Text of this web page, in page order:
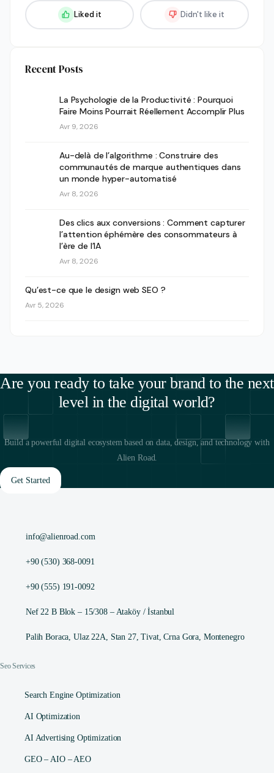
Liked it Didn't like it
Recent Posts
La Psychologie de la Productivité : Pourquoi
Faire Moins Pourrait Réellement Accomplir Plus
Avr 9, 2026
Au-delà de l’algorithme : Construire des
communautés de marque authentiques dans
un monde hyper-automatisé
Avr 8, 2026
Des clics aux conversions : Comment capturer
l’attention éphémère des consommateurs à
l’ère de l’IA
Avr 8, 2026
Qu’est-ce que le design web SEO ?
Avr 5, 2026
Are you ready to take your brand to the next
level in the digital world?
Build a powerful digital ecosystem based on data, design, and technology with
Alien Road.
Get Started
info@alienroad.com
+90 (530) 368-0091
+90 (555) 191-0092
Nef 22 B Blok – 15/308 – Ataköy / İstanbul
Palih Boraca, Ulaz 22A, Stan 27, Tivat, Crna Gora, Montenegro
Seo Services
Search Engine Optimization
AI Optimization
AI Advertising Optimization
GEO – AIO – AEO